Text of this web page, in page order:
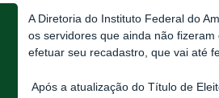
A Diretoria do Instituto Federal do
os servidores que ainda não
efetuar seu recadastro, que vai até
Após a atualização do Título de